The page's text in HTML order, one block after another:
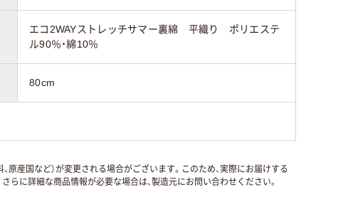
エコ2WAYストレッチサマー裏綿 平織り ポリエステ
ル90％・綿10％
80cm
原産国など）が変更される場合がございます。このため、実際にお届けする
に詳細な商品情報が必要な場合は、製造元にお問い合わせください。